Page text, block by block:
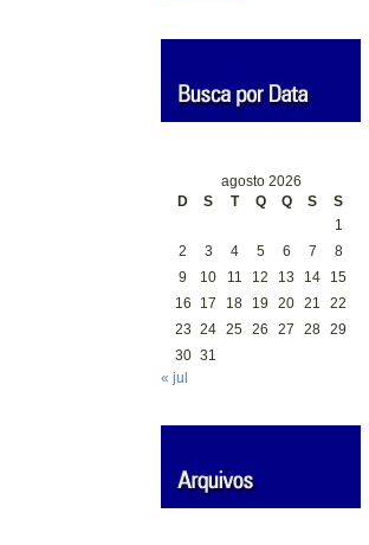
agosto 2026
D
S T Q Q S
S
1
2
3 4 5 6 7
8
9
10 11 12 13 14
15
16
17 18 19 20 21
22
23 24 25 26 27 28 29
30 31
« jul